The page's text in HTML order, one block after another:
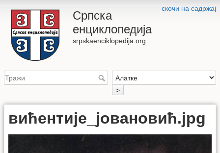
скочи на садржај
Српска
енциклопедија
srpskaenciklopedija.org
>
вићентије_јовановић.jpg